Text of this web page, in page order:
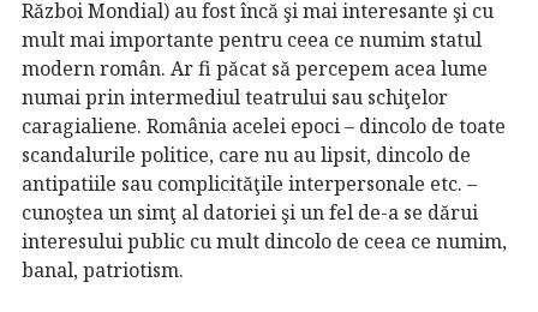
Război Mondial) au fost încă şi mai interesante şi cu
mult mai importante pentru ceea ce numim statul
modern român. Ar fi păcat să percepem acea lume
numai prin intermediul teatrului sau schiţelor
caragialiene. România acelei epoci – dincolo de toate
scandalurile politice, care nu au lipsit, dincolo de
antipatiile sau complicităţile interpersonale etc. –
cunoştea un simţ al datoriei şi un fel de-a se dărui
interesului public cu mult dincolo de ceea ce numim,
banal, patriotism.